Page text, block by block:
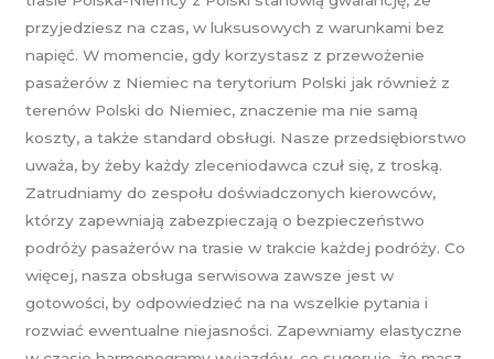
przyjedziesz na czas, w luksusowych z warunkami bez
napięć. W momencie, gdy korzystasz z przewożenie
pasażerów z Niemiec na terytorium Polski jak również z
terenów Polski do Niemiec, znaczenie ma nie samą
koszty, a także standard obsługi. Nasze przedsiębiorstwo
uważa, by żeby każdy zleceniodawca czuł się, z troską.
Zatrudniamy do zespołu doświadczonych kierowców,
którzy zapewniają zabezpieczają o bezpieczeństwo
podróży pasażerów na trasie w trakcie każdej podróży. Co
więcej, nasza obsługa serwisowa zawsze jest w
gotowości, by odpowiedzieć na na wszelkie pytania i
rozwiać ewentualne niejasności. Zapewniamy elastyczne